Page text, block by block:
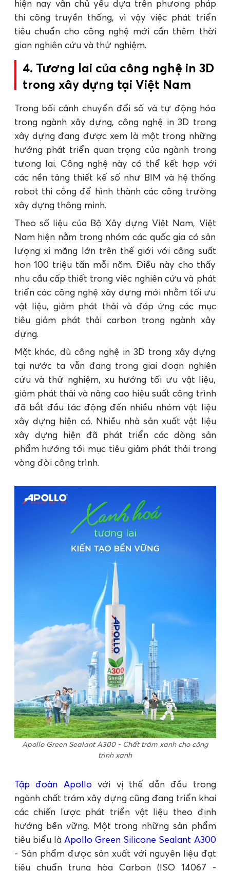
hiện nay vẫn chủ yếu dựa trên phương pháp
thi công truyền thống, vì vậy việc phát triển
tiêu chuẩn cho công nghệ mới cần thêm thời
gian nghiên cứu và thử nghiệm.
4. Tương lai của công nghệ in 3D
trong xây dựng tại Việt Nam
Trong bối cảnh chuyển đổi số và tự động hóa
trong ngành xây dựng, công nghệ in 3D trong
xây dựng đang được xem là một trong những
hướng phát triển quan trọng của ngành trong
tương lai. Công nghệ này có thể kết hợp với
các nền tảng thiết kế số như BIM và hệ thống
robot thi công để hình thành các công trường
xây dựng thông minh.
Theo số liệu của Bộ Xây dựng Việt Nam, Việt
Nam hiện nằm trong nhóm các quốc gia có sản
lượng xi măng lớn trên thế giới với công suất
hơn 100 triệu tấn mỗi năm. Điều này cho thấy
nhu cầu cấp thiết trong việc nghiên cứu và phát
triển các công nghệ xây dựng mới nhằm tối ưu
vật liệu, giảm phát thải và đáp ứng các mục
tiêu giảm phát thải carbon trong ngành xây
dựng.
Mặt khác, dù công nghệ in 3D trong xây dựng
tại nước ta vẫn đang trong giai đoạn nghiên
cứu và thử nghiệm, xu hướng tối ưu vật liệu,
giảm phát thải và nâng cao hiệu suất công trình
đã bắt đầu tác động đến nhiều nhóm vật liệu
xây dựng hiện có. Nhiều nhà sản xuất vật liệu
xây dựng hiện đã phát triển các dòng sản
phẩm hướng tới mục tiêu giảm phát thải trong
vòng đời công trình.
Apollo Green Sealant A300 - Chất trám xanh cho công
trình xanh
Tập đoàn Apollovới vị thế dẫn đầu trong
ngành chất trám xây dựng cũng đang triển khai
các chiến lược phát triển vật liệu theo định
hướng bền vững. Một trong những sản phẩm
tiêu biểu là Apollo Green Silicone Sealant A300
- Sản phẩm được sản xuất với nguyên liệu đạt
tiêu chuẩn trung hòa Carbon (ISO 14067 -